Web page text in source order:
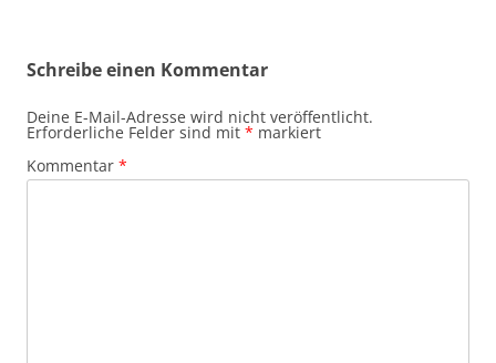
Schreibe einen Kommentar
Deine E-Mail-Adresse wird nicht veröffentlicht.
Erforderliche Felder sind mit * markiert
Kommentar *